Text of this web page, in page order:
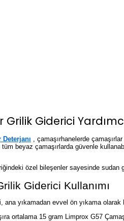
Giderici
, çamaşırhanelerde
beyaz çamaşırlarda güvenle
özel bileşenler sayesinde
Giderici Kullanımı
, ana yıkamadan evvel ön yıkama olarak
ortalama 15 gram Limprox G57